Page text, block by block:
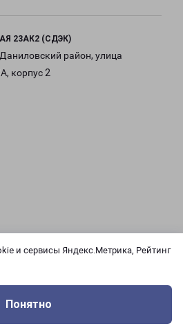
и сервисы Яндекс.Метрика, Рейтинг
Понятно
23АК2 (СДЭК)
район, улица
корпус 2
21:00
21:00